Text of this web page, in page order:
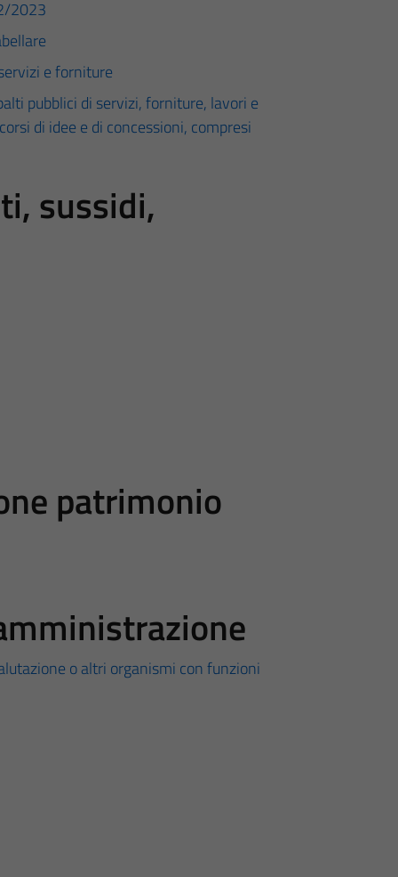
2023
e forniture
pubblici di servizi, forniture, lavori e
di idee e di concessioni, compresi
sussidi,
patrimonio
o altri organismi con funzioni